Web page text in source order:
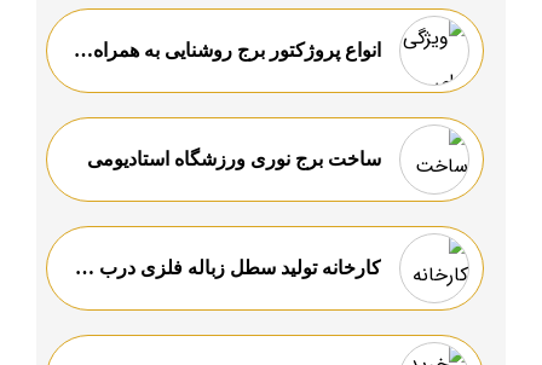
انواع پروژکتور برج روشنایی به همراه کاربرد و ویژگی ها
ساخت برج نوری ورزشگاه استادیومی
کارخانه تولید سطل زباله فلزی درب دار